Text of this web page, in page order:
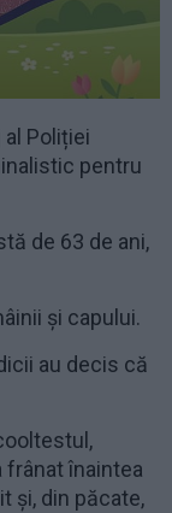
Poliției
pentru
de 63 de ani,
și capului.
au decis că
frânat înaintea
și, din păcate,